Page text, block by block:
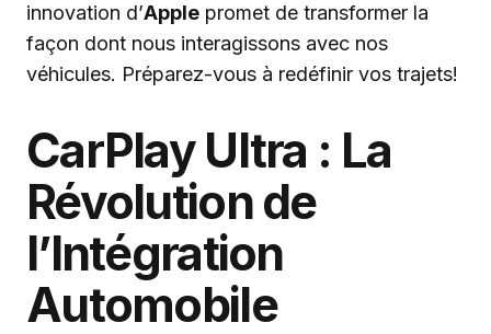
innovation d’Apple promet de transformer la
façon dont nous interagissons avec nos
véhicules. Préparez-vous à redéfinir vos trajets!
CarPlay Ultra : La
Révolution de
l’Intégration
Automobile